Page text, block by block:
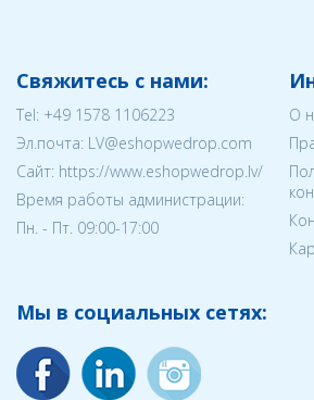
Свяжитесь с нами:
Tel: +49 1578 1106223
Эл.почта: LV@eshopwedrop.com
Cайт: https://www.eshopwedrop.lv/
Время работы администрации:
Пн. - Пт. 09:00-17:00
О
Мы в социальных сетях: